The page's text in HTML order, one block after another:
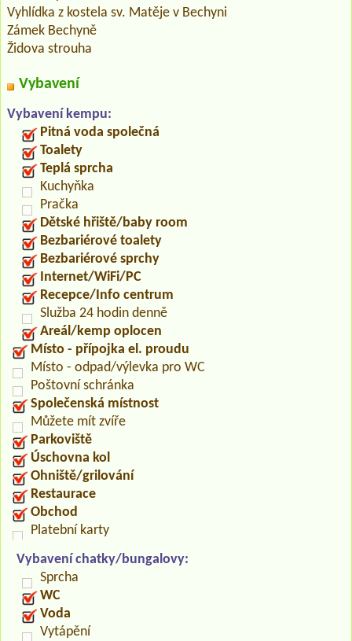
Vyhlídka z kostela sv. Matěje v Bechyni
Zámek Bechyně
Židova strouha
Vybavení
Vybavení kempu:
Pitná voda společná
Toalety
Teplá sprcha
Kuchyňka
Pračka
Dětské hřiště/baby room
Bezbariérové toalety
Bezbariérové sprchy
Internet/WiFi/PC
Recepce/Info centrum
Služba 24 hodin denně
Areál/kemp oplocen
Místo - přípojka el. proudu
Místo - odpad/výlevka pro WC
Poštovní schránka
Společenská místnost
Můžete mít zvíře
Parkoviště
Úschovna kol
Ohniště/grilování
Restaurace
Obchod
Platební karty
Vybavení chatky/bungalovy:
Sprcha
WC
Voda
Vytápění